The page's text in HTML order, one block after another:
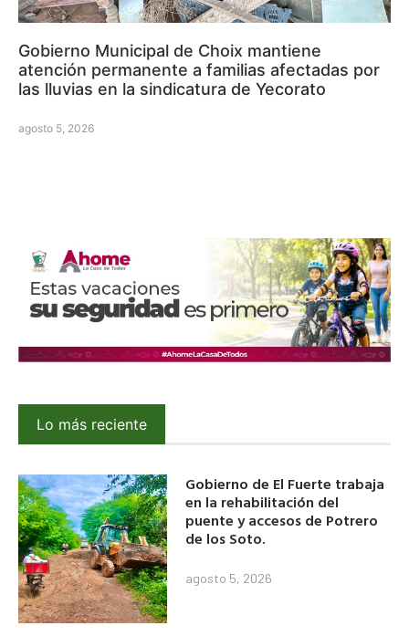
Gobierno Municipal de Choix mantiene
atención permanente a familias afectadas por
las lluvias en la sindicatura de Yecorato
agosto 5, 2026
Lo más reciente
Gobierno de El Fuerte trabaja
en la rehabilitación del
puente y accesos de Potrero
de los Soto.
agosto 5, 2026